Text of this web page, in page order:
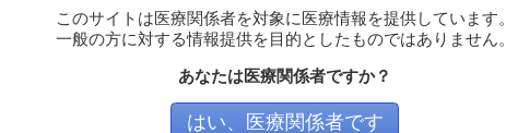
416.8円
抗悪性腫瘍薬・免疫抑制薬 ＞抗悪性腫瘍薬
抗悪性腫瘍薬・免疫抑制薬 ＞免疫抑制薬＞
このサイトは医療関係者を対象に医療情報を提供しています。
一般の方に対する情報提供を目的としたものではありません。
あなたは医療関係者ですか？
はい、医療関係者です